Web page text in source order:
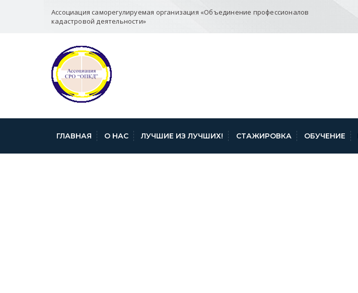
Ассоциация саморегулируемая организация «Объединение профессионалов
кадастровой деятельности»
ГЛАВНАЯ О НАС ЛУЧШИЕ ИЗ ЛУЧШИХ! СТАЖИРОВКА ОБУЧЕНИЕ